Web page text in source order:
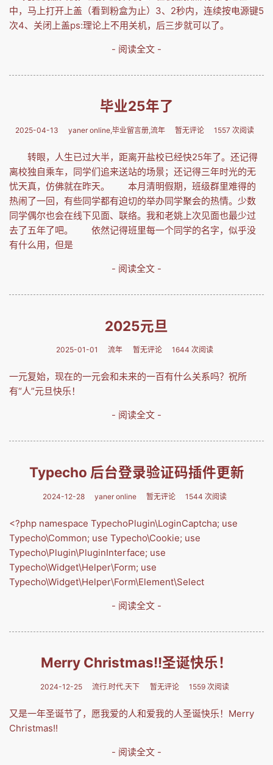
中，马上打开上盖（看到粉盒为止）3、2秒内，连续按电源键5
次4、关闭上盖ps:理论上不用关机，后三步就可以了。
- 阅读全文 -
毕业25年了
2025-04-13 yaner online,毕业留言册,流年 暂无评论 1557 次阅读
转眼，人生已过大半，距离开盐校已经快25年了。还记得
离校独自乘车，同学们追来送站的场景；还记得三年时光的无
忧天真，仿佛就在昨天。 本月清明假期，班级群里难得的
热闹了一回，有些同学都有迫切的举办同学聚会的热情。少数
同学偶尔也会在线下见面、联络。我和老姚上次见面也最少过
去了五年了吧。 依然记得班里每一个同学的名字，似乎没
有什么用，但是
- 阅读全文 -
2025元旦
2025-01-01 流年 暂无评论 1644 次阅读
一元复始，现在的一元会和未来的一百有什么关系吗？祝所
有“人”元旦快乐！
- 阅读全文 -
Typecho 后台登录验证码插件更新
2024-12-28 yaner online 暂无评论 1544 次阅读
<?php namespace TypechoPlugin\LoginCaptcha; use
Typecho\Common; use Typecho\Cookie; use
Typecho\Plugin\PluginInterface; use
Typecho\Widget\Helper\Form; use
Typecho\Widget\Helper\Form\Element\Select
- 阅读全文 -
Merry Christmas!!圣诞快乐！
2024-12-25 流行.时代.天下 暂无评论 1559 次阅读
又是一年圣诞节了，愿我爱的人和爱我的人圣诞快乐！Merry
Christmas!!
- 阅读全文 -